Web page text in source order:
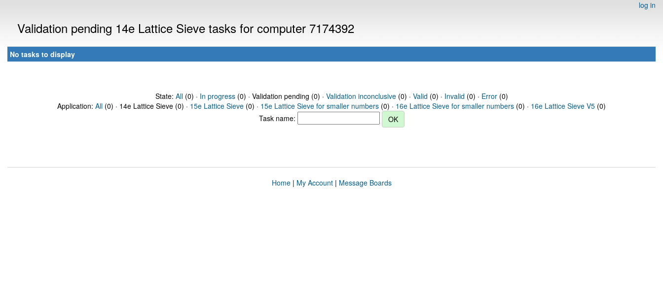
log in
Validation pending 14e Lattice Sieve tasks for computer 7174392
No tasks to display
State: All(0) · In progress(0) · Validation pending (0) · Validation inconclusive(0) · Valid (0) · Invalid (0) · Error(0)
Application: All (0) · 14e Lattice Sieve (0) · 15e Lattice Sieve (0) · 15e Lattice Sieve for smaller numbers (0) · 16e Lattice Sieve for smaller numbers (0) · 16e Lattice Sieve V5 (0)
Task name:
Home| My Account| Message Boards